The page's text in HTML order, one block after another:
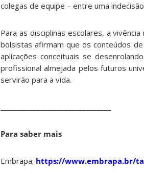
colegas de equipe – entre uma
Para as disciplinas escolares, a
bolsistas afirmam que os conteúdos
aplicações conceituais se
profissional almejada pelos futuros
servirão para a vida.
Para saber mais
Embrapa: https://www.embrapa.br/